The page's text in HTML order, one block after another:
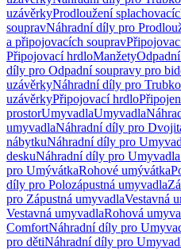
uzávěrkyProdloužení
soupravNáhradní díly pro
a připojovacích souprav
Připojovací hrdloManžety
díly pro Odpadní soupravy pro
uzávěrkyNáhradní díly pro
uzávěrkyPřipojovací hrdlo
prostorUmyvadlaUmyvadla
umyvadlaNáhradní díly pro
nábytkuNáhradní díly pro
deskuNáhradní díly pro Umyvadla
pro UmývátkaRohové umývátka
díly pro Polozápustná umyvadla
pro Zápustná umyvadlaVestavná
Vestavná umyvadlaRohová
ComfortNáhradní díly pro
pro dětiNáhradní díly pro